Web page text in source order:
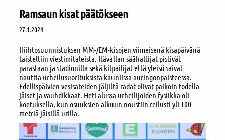
Ramsaun kisat päätökseen
27.1.2024
Hiihtosuunnistuksen MM-/EM-kisojen viimeisenä kisapäivänä
taisteltiin viestimitaleista. Itävallan säähaltijat pistivät
parastaan ja stadionilla sekä kilpailijat että yleisö saivat
nauttia urheilusuorituksista kauniissa auringonpaisteessa.
Edellispäivien vesisateiden jäljiltä radat olivat paikoin todella
jäiset ja vauhdikkaat. Heti alussa urheilijoiden fysiikka oli
koetuksella, kun osuuksien alkuun noustiin reilusti yli 100
metriä jäisillä urilla.